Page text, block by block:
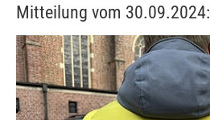
Mitteilung vom 30.09.2024:
Show larger version